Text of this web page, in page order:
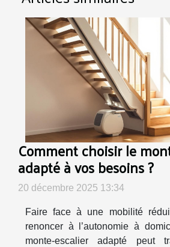
Comment choisir le
adapté à vos besoins ?
20 décembre 2025 13:34
Faire face à une mobilité
renoncer à l’autonomie à
monte-escalier adapté peut